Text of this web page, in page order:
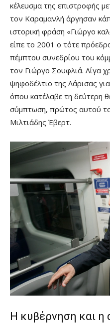
κέλευσμα της επιστροφής
τον Καραμανλή άργησαν
ιστορική φράση «Γιώργο
είπε το 2001 ο τότε
πέμπτου συνεδρίου του
τον Γιώργο Σουφλιά. Λίγα
ψηφοδέλτιο της Λάρισας
όπου κατέλαβε τη δεύτερη
σύμπτωση, πρώτος αυτού
Μιλτιάδης Έβερτ.
Η κυβέρνηση και